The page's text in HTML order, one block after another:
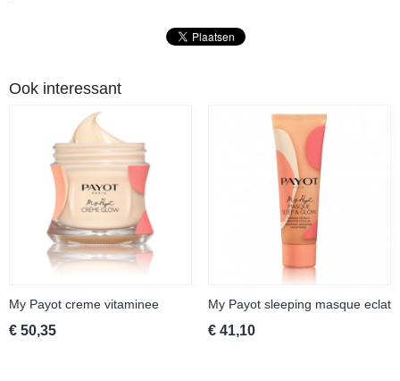
Ook interessant
My Payot creme vitaminee
€ 50,35
My Payot sleeping masque eclat
€ 41,10